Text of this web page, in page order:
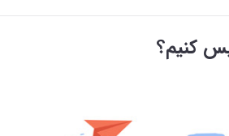
کنیم؟